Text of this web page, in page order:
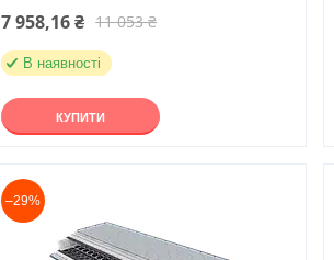
7 958,16 ₴ 11 053 ₴
В наявності
КУПИТИ
–29%